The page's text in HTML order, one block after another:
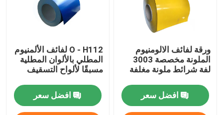
ورقة لفائف الالومنيوم
الملونة مخصصة 3003
لفة شرائط ملونة مغلفة
افضل سعر
O - H112 لفائف الألمنيوم
المطلي بالألوان المطلية
مسبقًا لألواح التسقيف
افضل سعر